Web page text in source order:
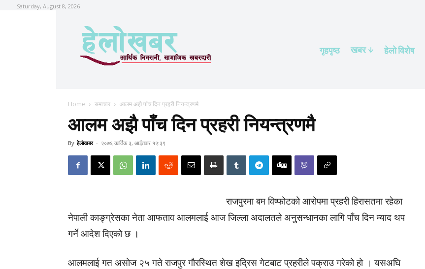
Saturday, August 8, 2026
गृहपृष्ठ खबर हेलाे विशेष
Home समाचार आलम अझै पाँच दिन प्रहरी नियन्त्रणमै
आलम अझै पाँच दिन प्रहरी नियन्त्रणमै
By हेलाेखबर - २०७६ कार्तिक ३, आईतवार १२:३९
राजपुरमा बम विष्फोटको आरोपमा प्रहरी हिरासतमा रहेका
नेपाली काङ्ग्रेसका नेता आफताव आलमलाई आज जिल्ला अदालतले अनुसन्धानका लागि पाँच दिन म्याद थप
गर्ने आदेश दिएको छ ।
आलमलाई गत असोज २५ गते राजपुर गौरस्थित शेख इद्रिस गेटबाट प्रहरीले पक्राउ गरेको हो । यसअघि